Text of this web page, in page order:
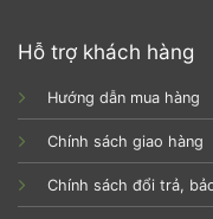
Hỗ trợ khách hàng
Hướng dẫn mua hàng
Chính sách giao hàng
Chính sách đổi trả,